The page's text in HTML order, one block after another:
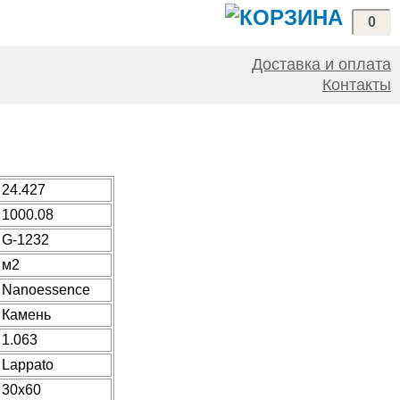
0
Доставка и оплата
Контакты
24.427
1000.08
G-1232
м2
Nanoessence
Камень
1.063
Lappato
30x60